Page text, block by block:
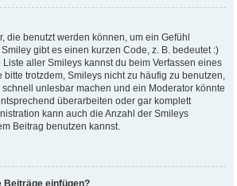
die benutzt werden können, um ein Gefühl
gibt es einen kurzen Code, z. B. bedeutet :)
aller Smileys kannst du beim Verfassen eines
bitte trotzdem, Smileys nicht zu häufig zu benutzen,
unlesbar machen und ein Moderator könnte
überarbeiten oder gar komplett
kann auch die Anzahl der Smileys
Beitrag benutzen kannst.
Beiträge einfügen?